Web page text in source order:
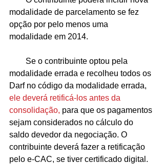
modalidade de parcelamento se fez
opção por pelo menos uma
modalidade em 2014.
modalidade errada e recolheu todos os
Darf no código da modalidade errada,
ele deverá retificá-los antes da
consolidação, para que os pagamentos
sejam considerados no cálculo do
saldo devedor da negociação. O
contribuinte deverá fazer a retificação
pelo e-CAC, se tiver certificado digital.